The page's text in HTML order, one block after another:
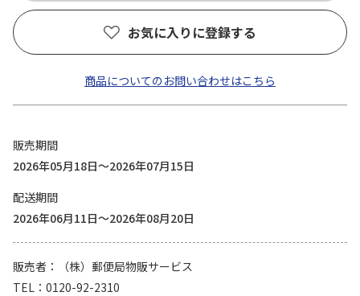
お気に入りに登録する
商品についてのお問い合わせはこちら
販売期間
2026年05月18日～2026年07月15日
配送期間
2026年06月11日～2026年08月20日
販売者
（株）郵便局物販サービス
TEL
0120-92-2310